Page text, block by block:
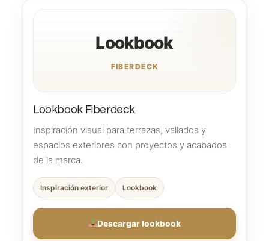
Lookbook
FIBERDECK
Lookbook Fiberdeck
Inspiración visual para terrazas, vallados y
espacios exteriores con proyectos y acabados
de la marca.
Inspiración exterior Lookbook
Descargar lookbook